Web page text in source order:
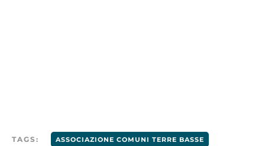
TAGS: ASSOCIAZIONE COMUNI TERRE BASSE